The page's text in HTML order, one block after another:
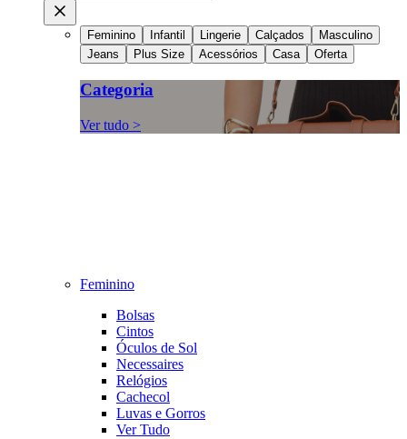
Feminino Infantil Lingerie Calçados
Masculino
Jeans
Plus Size Acessórios Casa Oferta
Categoria
Ver tudo >
Feminino
Bolsas
Cintos
Óculos de Sol
Necessaires
Relógios
Cachecol
Luvas e Gorros
Ver Tudo